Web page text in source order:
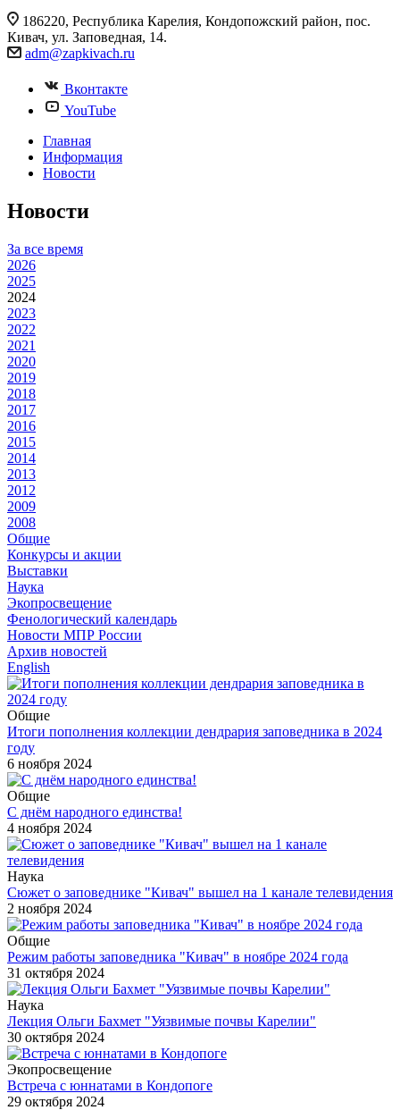
186220, Республика Карелия, Кондопожский район, пос.
Кивач, ул. Заповедная, 14.
adm@zapkivach.ru
Вконтакте
YouTube
Главная
Информация
Новости
Новости
За все время
2026
2025
2024
2023
2022
2021
2020
2019
2018
2017
2016
2015
2014
2013
2012
2009
2008
Общие
Конкурсы и акции
Выставки
Наука
Экопросвещение
Фенологический календарь
Новости МПР России
Архив новостей
English
Общие
Итоги пополнения коллекции дендрария заповедника в 2024
году
6 ноября 2024
Общие
С днём народного единства!
4 ноября 2024
Наука
Сюжет о заповеднике "Кивач" вышел на 1 канале телевидения
2 ноября 2024
Общие
Режим работы заповедника "Кивач" в ноябре 2024 года
31 октября 2024
Наука
Лекция Ольги Бахмет "Уязвимые почвы Карелии"
30 октября 2024
Экопросвещение
Встреча с юннатами в Кондопоге
29 октября 2024